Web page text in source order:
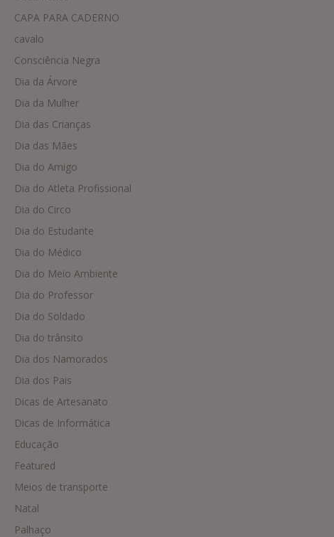
CAPA PARA CADERNO
cavalo
Consciência Negra
Dia da Árvore
Dia da Mulher
Dia das Crianças
Dia das Mães
Dia do Amigo
Dia do Atleta Profissional
Dia do Circo
Dia do Estudante
Dia do Médico
Dia do Meio Ambiente
Dia do Professor
Dia do Soldado
Dia do trânsito
Dia dos Namorados
Dia dos Pais
Dicas de Artesanato
Dicas de Informática
Educação
Featured
Meios de transporte
Natal
Palhaço